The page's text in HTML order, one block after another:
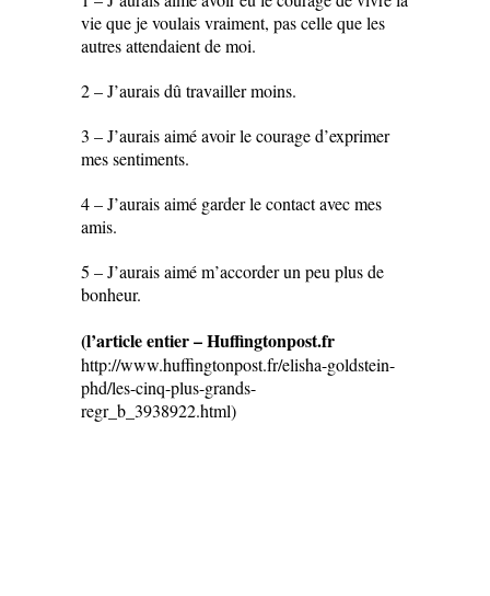
vie que je voulais vraiment, pas celle que les
autres attendaient de moi.
2 – J’aurais dû travailler moins.
3 – J’aurais aimé avoir le courage d’exprimer
mes sentiments.
4 – J’aurais aimé garder le contact avec mes
amis.
5 – J’aurais aimé m’accorder un peu plus de
bonheur.
(l’article entier – Huffingtonpost.fr
http://www.huffingtonpost.fr/elisha-goldstein-
phd/les-cinq-plus-grands-
regr_b_3938922.html)